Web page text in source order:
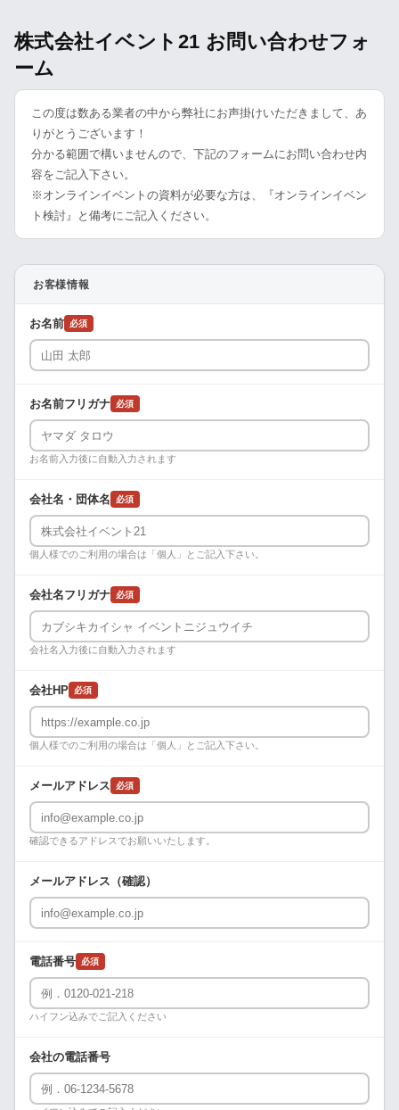
株式会社イベント21 お問い合わせフォ
ーム
この度は数ある業者の中から弊社にお声掛けいただきまして、あ
りがとうございます！
分かる範囲で構いませんので、下記のフォームにお問い合わせ内
容をご記入下さい。
※オンラインイベントの資料が必要な方は、『オンラインイベン
ト検討』と備考にご記入ください。
お客様情報
お名前 必須
お名前フリガナ 必須
お名前入力後に自動入力されます
会社名・団体名 必須
個人様でのご利用の場合は「個人」とご記入下さい。
会社名フリガナ 必須
会社名入力後に自動入力されます
会社HP 必須
個人様でのご利用の場合は「個人」とご記入下さい。
メールアドレス 必須
確認できるアドレスでお願いいたします。
メールアドレス（確認）
電話番号 必須
ハイフン込みでご記入ください
会社の電話番号